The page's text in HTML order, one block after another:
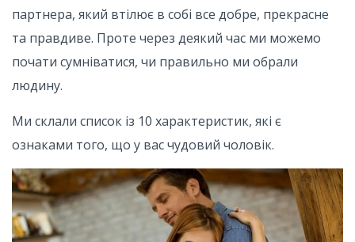
партнера, який втілює в собі все добре, прекрасне
та правдиве. Проте через деякий час ми можемо
почати сумніватися, чи правильно ми обрали
людину.
Ми склали список із 10 характеристик, які є
ознаками того, що у вас чудовий чоловік.